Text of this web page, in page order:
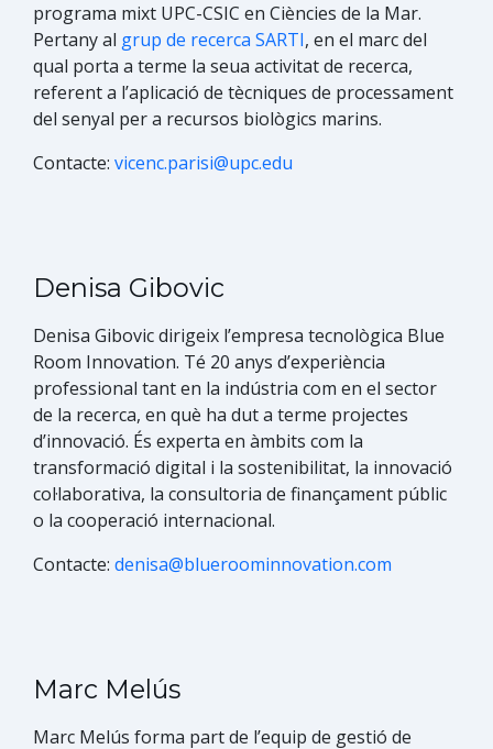
programa mixt UPC-CSIC en Ciències de la Mar.
Pertany al grup de recerca SARTI, en el marc del
qual porta a terme la seua activitat de recerca,
referent a l’aplicació de tècniques de processament
del senyal per a recursos biològics marins.​
Contacte: vicenc.parisi@upc.edu
Denisa Gibovic
Denisa Gibovic dirigeix l’empresa tecnològic​a Blue
Room Innovation. Té 20 anys d’experiència
professional tant en la indústria com en el sector
de la recerca, en què ha dut a terme projectes
d’innovació. És experta en àmbits com la
transformació digital i la sostenibilitat, la innovació
col·laborativa, la consultoria de finançament públic
o la cooperació internacional.​
Contacte: denisa@blueroominnovation.com
Marc Melús
Marc Melú​s forma part de l’equip de gestió de